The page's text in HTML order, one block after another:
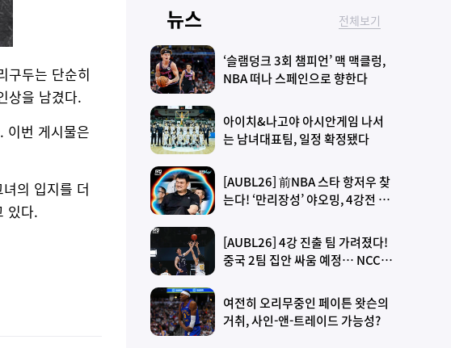
구두는 단순히
상을 남겼다.
이번 게시물은
의 입지를 더
있다.
뉴스 전체보기
‘슬램덩크 3회 챔피언’ 맥 맥클렁,
NBA 떠나 스페인으로 향한다
아이치&나고야 아시안게임 나서
는 남녀대표팀, 일정 확정됐다
[AUBL26] 前NBA 스타 항저우 찾
는다! ‘만리장성’ 야오밍, 4강전 관
[AUBL26] 4강 진출 팀 가려졌다!
중국 2팀 집안 싸움 예정… NCCU
여전히 오리무중인 페이튼 왓슨의
거취, 사인-앤-트레이드 가능성?